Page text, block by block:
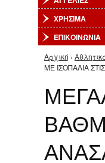
ΧΡΗΣΙΜΑ
ΕΠΙΚΟΙΝΩΝΙΑ
Είστε
Αρχική ›
ΜΕ ΙΣΟΠΑΛΙΑ